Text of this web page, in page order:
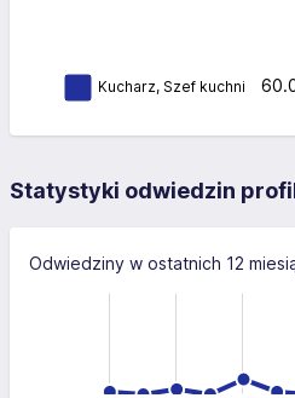
Kucharz, Szef kuchni
Statystyki odwiedzin
Odwiedziny w ostatnich 12